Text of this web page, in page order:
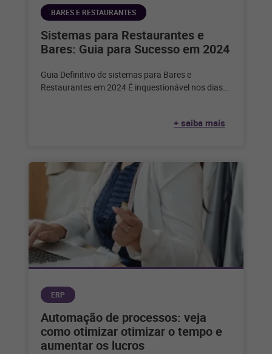
BARES E RESTAURANTES
Sistemas para Restaurantes e
Bares: Guia para Sucesso em 2024
Guia Definitivo de sistemas para Bares e
Restaurantes em 2024 É inquestionável nos dias
+ saiba mais
ERP
Automação de processos: veja
como otimizar otimizar o tempo e
aumentar os lucros